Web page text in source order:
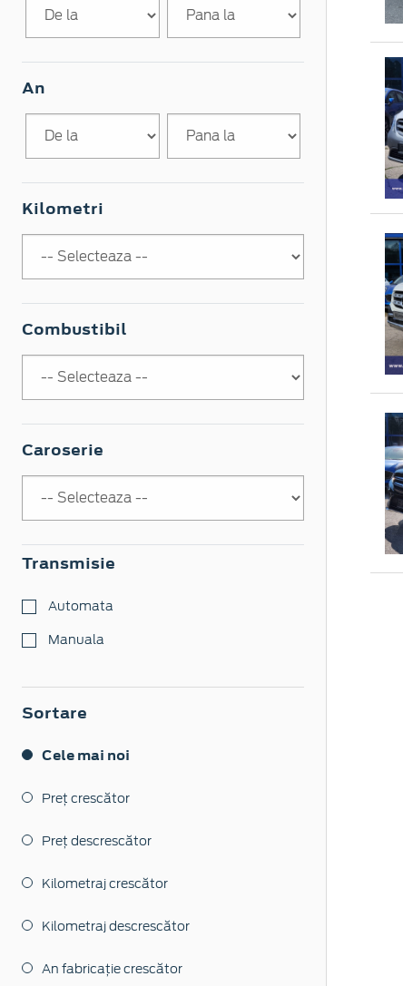
An
Kilometri
Combustibil
Caroserie
Transmisie
Automata
Manuala
Sortare
Cele mai noi
Preț crescător
Preț descrescător
Kilometraj crescător
Kilometraj descrescător
An fabricație crescător